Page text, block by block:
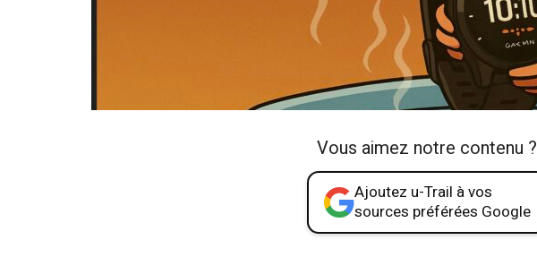
Vous aimez notre contenu ?
Ajoutez u-Trail à vos
sources préférées Google